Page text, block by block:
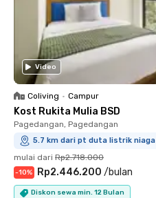
Video
Coliving • Campur
Kost Rukita Mulia BSD
Pagedangan, Pagedangan
5.7 km dari pt duta listrik niaga
mulai dari Rp2.718.000
-10% Rp2.446.200 /bulan
Diskon sewa min. 12 Bulan